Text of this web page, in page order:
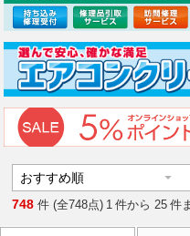
748 件 (全748点) 1 件から 25 件